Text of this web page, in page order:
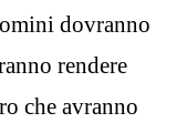
dovranno
rendere
che avranno